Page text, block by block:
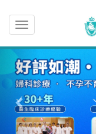
Toggle
navigation